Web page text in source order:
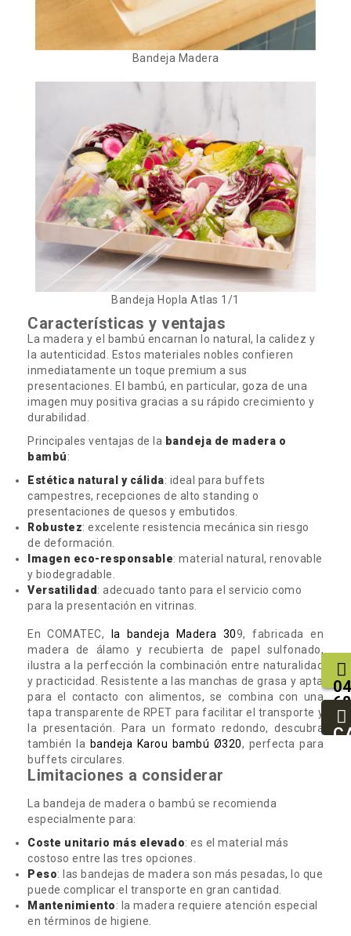
Bandeja Madera
Bandeja Hopla Atlas 1/1
Características y ventajas
La madera y el bambú encarnan lo natural, la calidez y
la autenticidad. Estos materiales nobles confieren
inmediatamente un toque premium a sus
presentaciones. El bambú, en particular, goza de una
imagen muy positiva gracias a su rápido crecimiento y
durabilidad.
Principales ventajas de la bandeja de madera o
bambú:
Estética natural y cálida: ideal para buffets
campestres, recepciones de alto standing o
presentaciones de quesos y embutidos.
Robustez: excelente resistencia mecánica sin riesgo
de deformación.
Imagen eco-responsable: material natural, renovable
y biodegradable.
Versatilidad : adecuado tanto para el servicio como
para la presentación en vitrinas.
En COMATEC, la bandeja Madera 309, fabricada en
madera de álamo y recubierta de papel sulfonado,
ilustra a la perfección la combinación entre naturalidad
y practicidad. Resistente a las manchas de grasa y apta
para el contacto con alimentos, se combina con una
tapa transparente de RPET para facilitar el transporte y
la presentación. Para un formato redondo, descubra
también la bandeja Karou bambú Ø320, perfecta para
buffets circulares.
Limitaciones a considerar
La bandeja de madera o bambú se recomienda
especialmente para:
Coste unitario más elevado: es el material más
costoso entre las tres opciones.
Peso: las bandejas de madera son más pesadas, lo que
puede complicar el transporte en gran cantidad.
Mantenimiento: la madera requiere atención especial
en términos de higiene.
04
68
25
93